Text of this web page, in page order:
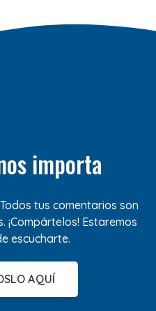
importa
tus comentarios son
Estaremos
escucharte.
AQUÍ